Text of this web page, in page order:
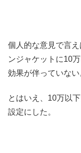
個人的な意見で言
ンジャケットに10
効果が伴っていない
とはいえ、10万以
設定にした。